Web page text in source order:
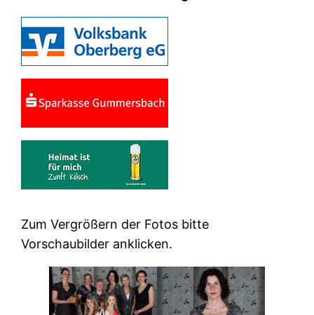
Zum Vergrößern der Fotos bitte
Vorschaubilder anklicken.